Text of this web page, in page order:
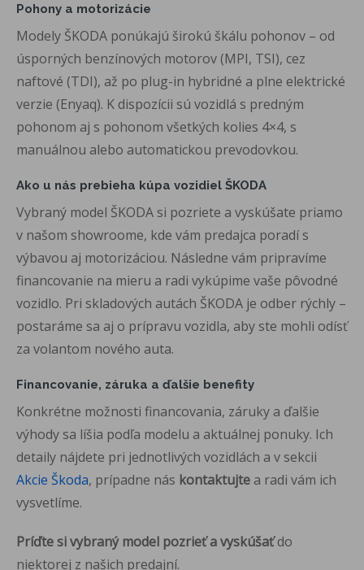
Pohony a motorizácie
Modely ŠKODA ponúkajú širokú škálu pohonov – od
úsporných benzínových motorov (MPI, TSI), cez
naftové (TDI), až po plug-in hybridné a plne elektrické
verzie (Enyaq). K dispozícii sú vozidlá s predným
pohonom aj s pohonom všetkých kolies 4×4, s
manuálnou alebo automatickou prevodovkou.
Ako u nás prebieha kúpa vozidiel ŠKODA
Vybraný model ŠKODA si pozriete a vyskúšate priamo
v našom showroome, kde vám predajca poradí s
výbavou aj motorizáciou. Následne vám pripravíme
financovanie na mieru a radi vykúpime vaše pôvodné
vozidlo. Pri skladových autách ŠKODA je odber rýchly –
postaráme sa aj o prípravu vozidla, aby ste mohli odísť
za volantom nového auta.
Financovanie, záruka a ďalšie benefity
Konkrétne možnosti financovania, záruky a ďalšie
výhody sa líšia podľa modelu a aktuálnej ponuky. Ich
detaily nájdete pri jednotlivých vozidlách a v sekcii
Akcie Škoda, prípadne nás kontaktujte a radi vám ich
vysvetlíme.
Príďte si vybraný model pozrieť a vyskúšaťdo
niektorej z našich predajní.